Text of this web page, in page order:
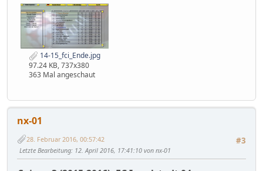
14-15_fci_Ende.jpg
97.24 KB, 737x380
363 Mal angeschaut
nx-01
#3
28. Februar 2016, 00:57:42
Letzte Bearbeitung: 12. April 2016, 17:41:10 von nx-01